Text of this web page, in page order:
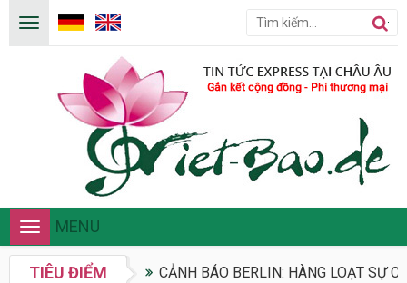
Toggle
navigation
MENU
TIÊU ĐIỂM CẢNH BÁO BERLIN: HÀNG LOẠT SỰ